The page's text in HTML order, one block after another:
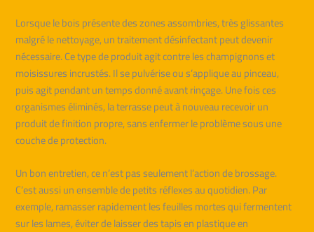
Lorsque le bois présente des zones assombries, très glissantes
malgré le nettoyage, un traitement désinfectant peut devenir
nécessaire. Ce type de produit agit contre les champignons et
moisissures incrustés. Il se pulvérise ou s’applique au pinceau,
puis agit pendant un temps donné avant rinçage. Une fois ces
organismes éliminés, la terrasse peut à nouveau recevoir un
produit de finition propre, sans enfermer le problème sous une
couche de protection.
Un bon entretien, ce n’est pas seulement l’action de brossage.
C’est aussi un ensemble de petits réflexes au quotidien. Par
exemple, ramasser rapidement les feuilles mortes qui fermentent
sur les lames, éviter de laisser des tapis en plastique en